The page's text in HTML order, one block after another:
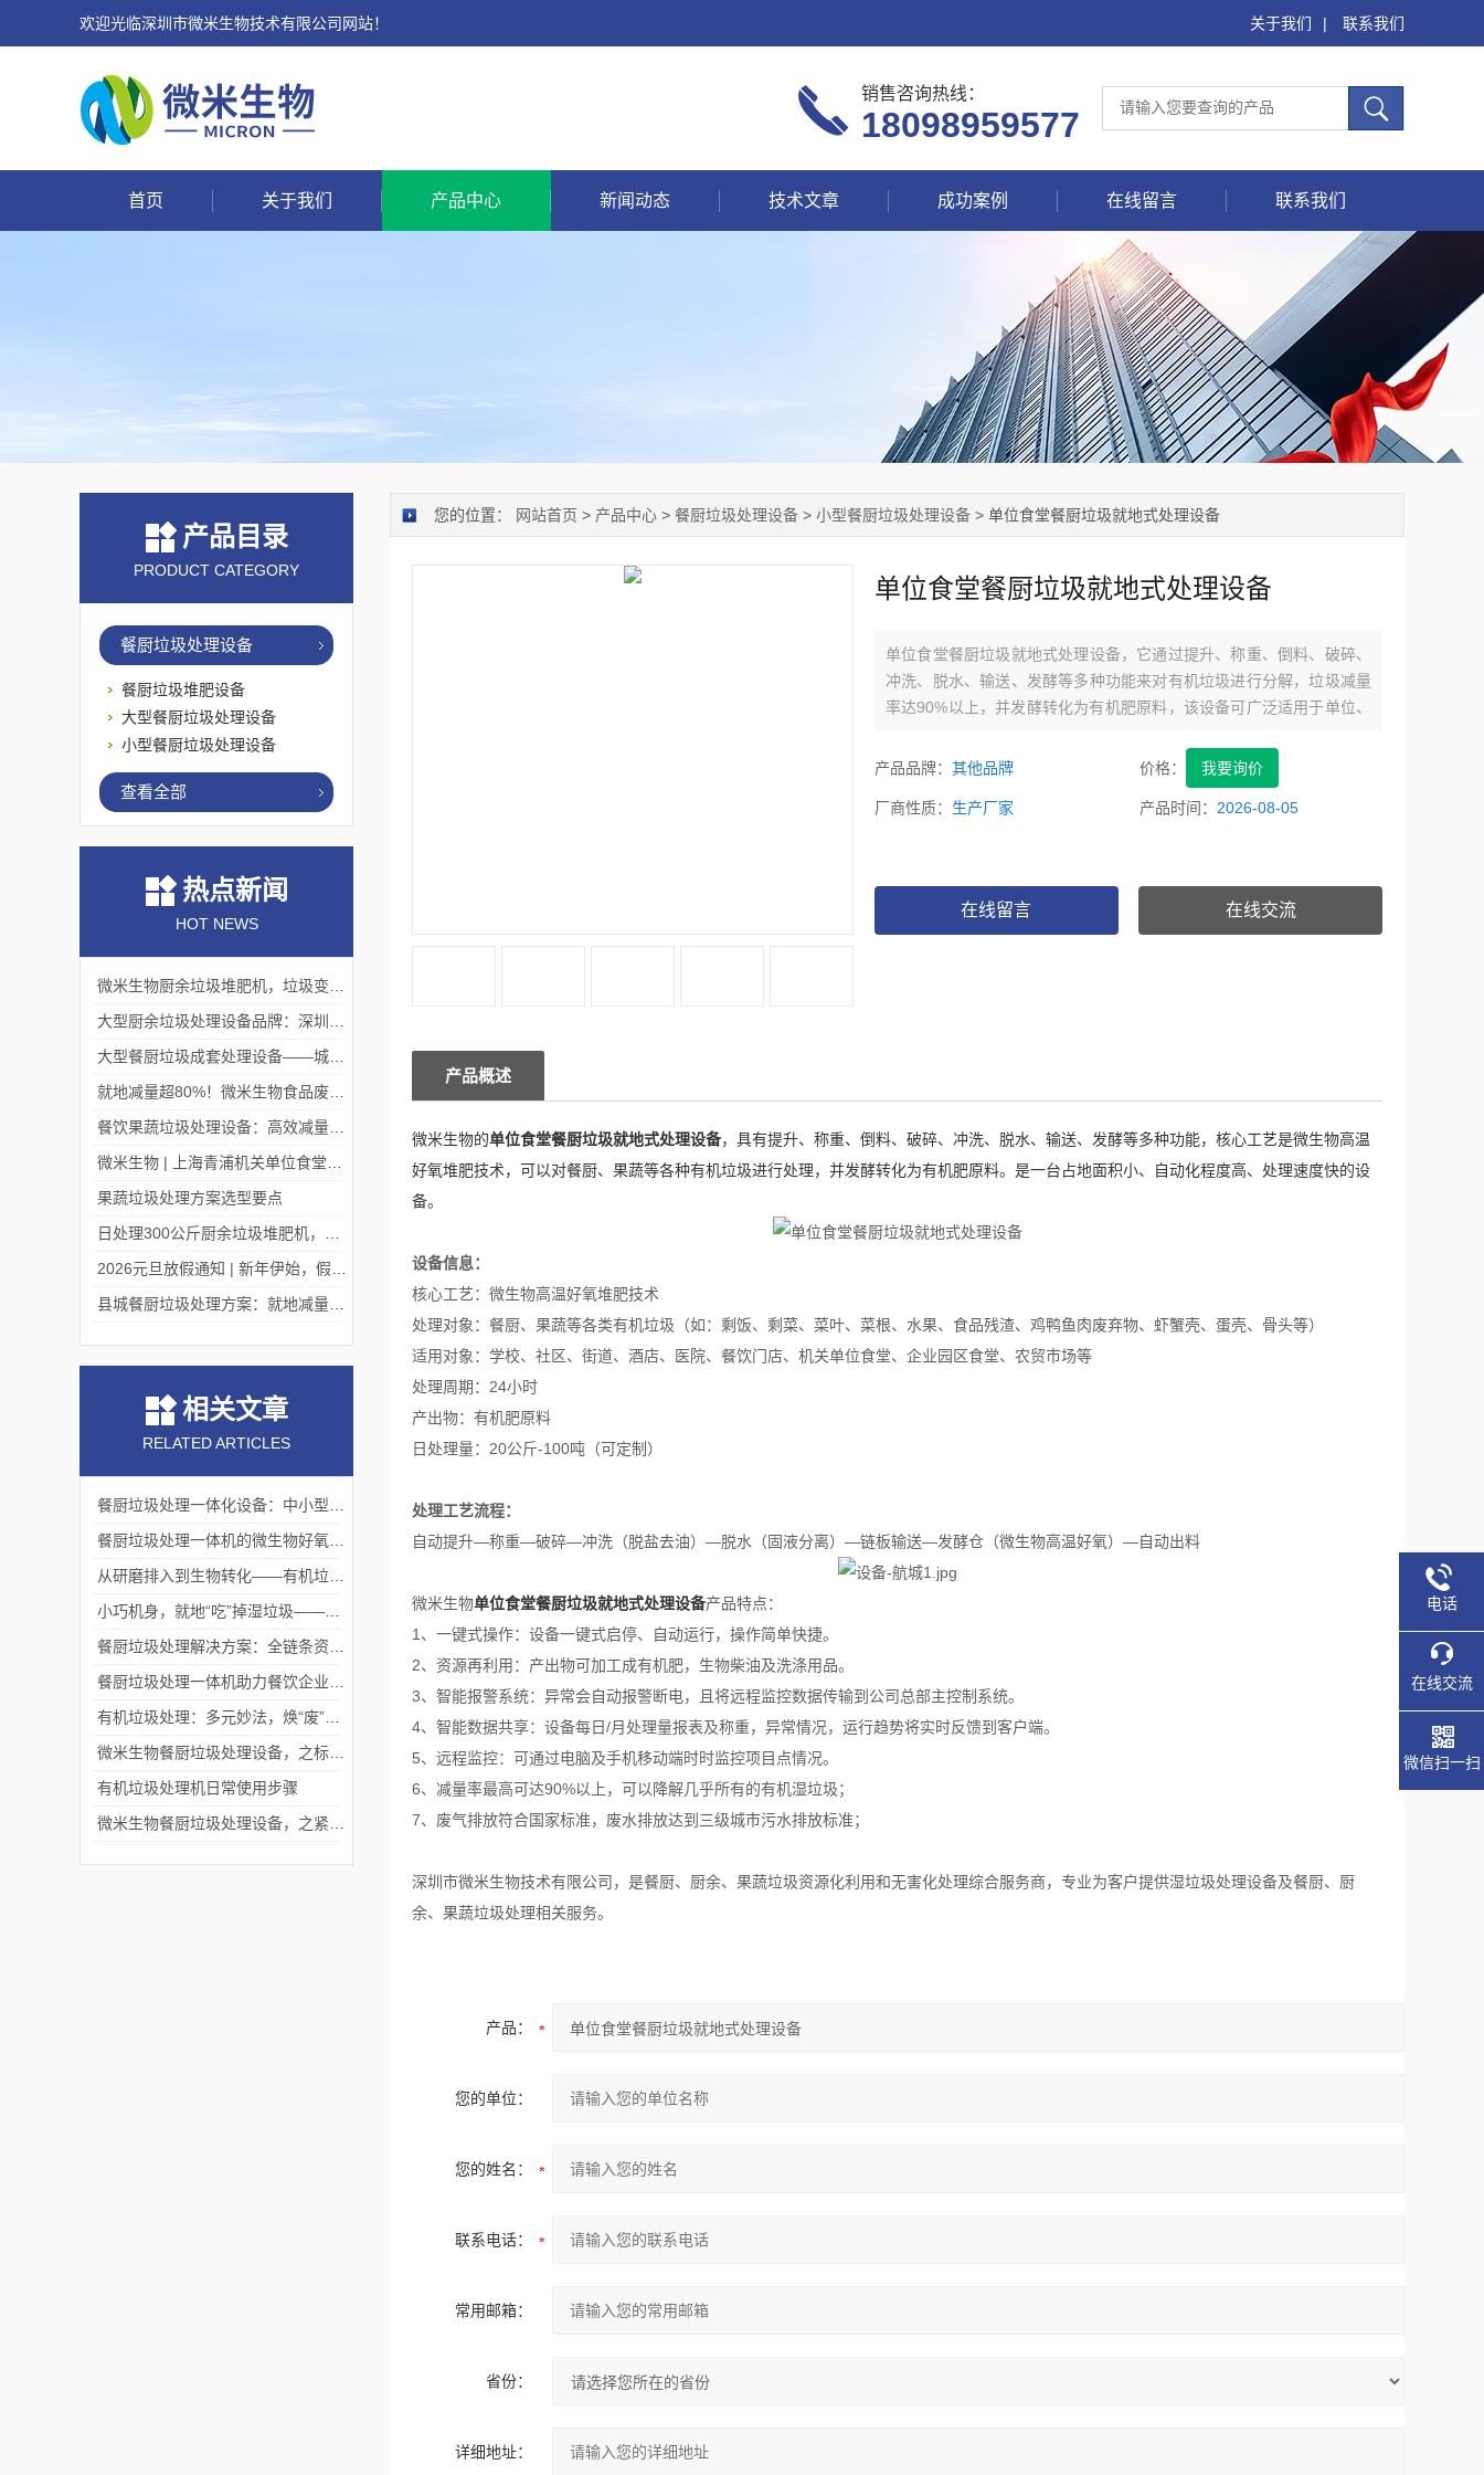
欢迎光临深圳市微米生物技术有限公司网站！ 关于我们 | 联系我们
销售咨询热线：
18098959577
首页 关于我们 产品中心 新闻动态 技术文章 成功案例 在线留言 联系我们
您的位置： 网站首页 > 产品中心 > 餐厨垃圾处理设备 > 小型餐厨垃圾处理设备 > 单位食堂餐厨垃圾就地式处理设备
单位食堂餐厨垃圾就地式处理设备
单位食堂餐厨垃圾就地式处理设备，它通过提升、称重、倒料、破碎、
冲洗、脱水、输送、发酵等多种功能来对有机垃圾进行分解，垃圾减量
率达90%以上，并发酵转化为有机肥原料，该设备可广泛适用于单位、
产品品牌： 其他品牌 价格： 我要询价
厂商性质： 生产厂家 产品时间： 2026-08-05
在线留言 在线交流
产品概述
微米生物的单位食堂餐厨垃圾就地式处理设备，具有提升、称重、倒料、破碎、冲洗、脱水、输送、发酵等多种功能，核心工艺是微生物高温
好氧堆肥技术，可以对餐厨、果蔬等各种有机垃圾进行处理，并发酵转化为有机肥原料。是一台占地面积小、自动化程度高、处理速度快的设
备。
设备信息：
核心工艺：微生物高温好氧堆肥技术
处理对象：餐厨、果蔬等各类有机垃圾（如：剩饭、剩菜、菜叶、菜根、水果、食品残渣、鸡鸭鱼肉废弃物、虾蟹壳、蛋壳、骨头等）
适用对象： 学校、社区、街道、酒店、医院、餐饮门店、机关单位食堂、企业园区食堂、农贸市场等
处理周期：24小时
产出物：有机肥原料
日处理量：20公斤-100吨（可定制）
处理工艺流程：
自动提升—称重—破碎—冲洗（脱盐去油）—脱水（固液分离）—链板输送—发酵仓（微生物高温好氧）—自动出料
微米生物单位食堂餐厨垃圾就地式处理设备产品特点：
1、一键式操作：设备一键式启停、自动运行，操作简单快捷。
2、资源再利用：产出物可加工成有机肥，生物柴油及洗涤用品。
3、智能报警系统：异常会自动报警断电，且将远程监控数据传输到公司总部主控制系统。
4、智能数据共享：设备每日/月处理量报表及称重，异常情况，运行趋势将实时反馈到客户端。
5、远程监控：可通过电脑及手机移动端时时监控项目点情况。
6、减量率最高可达90%以上，可以降解几乎所有的有机湿垃圾；
7、废气排放符合国家标准，废水排放达到三级城市污水排放标准；
深圳市微米生物技术有限公司，是餐厨、厨余、果蔬垃圾资源化利用和无害化处理综合服务商，专业为客户提供湿垃圾处理设备及餐厨、厨
余、果蔬垃圾处理相关服务。
产品：
您的单位：
您的姓名：
联系电话：
常用邮箱：
省份：
详细地址：
产品目录
PRODUCT CATEGORY
餐厨垃圾处理设备
餐厨垃圾堆肥设备
大型餐厨垃圾处理设备
小型餐厨垃圾处理设备
查看全部
热点新闻
HOT NEWS
果蔬垃圾处理方案选型要点
相关文章
RELATED ARTICLES
有机垃圾处理机日常使用步骤
电话
在线交流
微信扫一扫